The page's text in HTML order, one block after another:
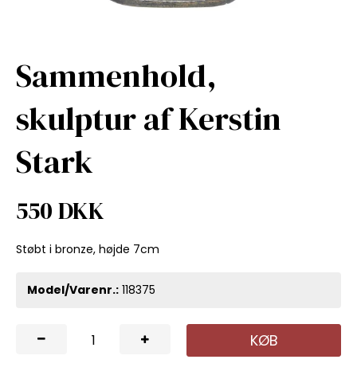
Sammenhold,
skulptur af Kerstin
Stark
550 DKK
Støbt i bronze, højde 7cm
Model/Varenr.: 118375
KØB